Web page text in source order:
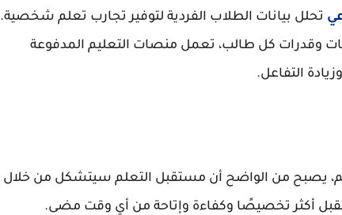
تحلل بيانات الطلاب الفردية لتوفير تجارب تعلم شخصية.
وقدرات كل طالب، تعمل منصات التعليم المدفوعة
التفاعل.
يصبح من الواضح أن مستقبل التعلم سيتشكل من خلال
أكثر تخصيصًا وكفاءة وإتاحة من أي وقت مضى.